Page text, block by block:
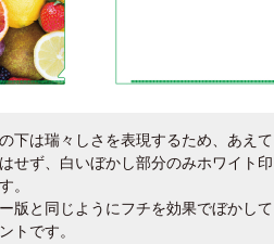
下は瑞々しさを表現するため、あえて
せず、白いぼかし部分のみホワイト印
。
版と同じようにフチを効果でぼかして
トです。